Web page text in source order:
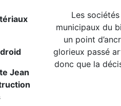
Jean
Les
municipaux du
un point
glorieux passé
donc que la